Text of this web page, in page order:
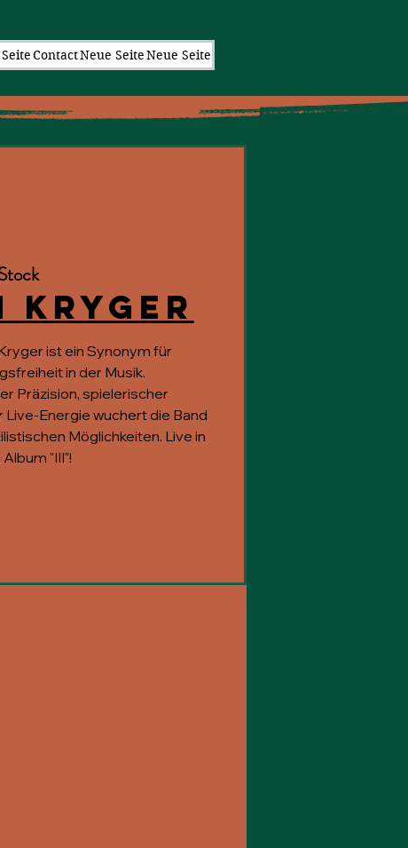
ContactNeue SeiteNeue Seite
Kryger
ist ein Synonym für
in der Musik.
Präzision, spielerischer
Live-Energie wuchert die Band
Möglichkeiten. Live in
"III"!